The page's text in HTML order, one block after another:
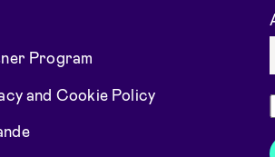
Program
and Cookie Policy